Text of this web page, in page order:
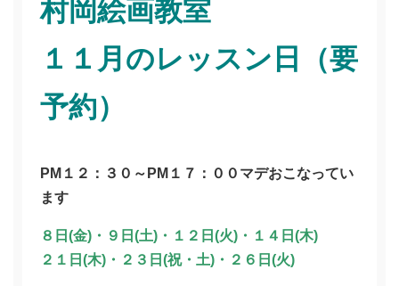
村岡絵画教室
１１月のレッスン日（要
予約）
PM１２：３０～PM１７：００マデおこなってい
ます
８日(金)・ ９日(土)・ １２日(火)・ １４日(木)
２１日(木)・２３日(祝・土)・２６日(火)